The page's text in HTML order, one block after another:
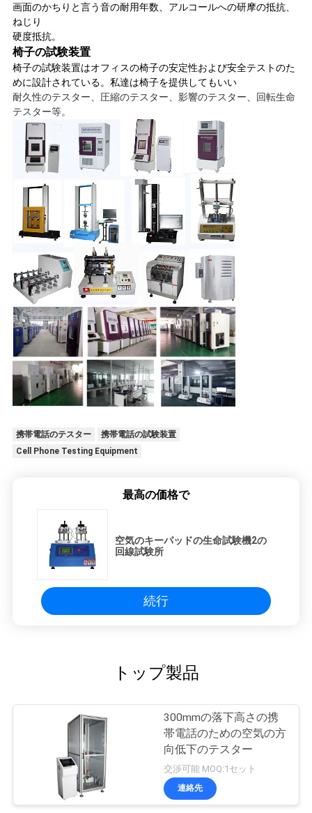
画面のかちりと言う音の耐用年数、アルコールへの研摩の抵抗、
ねじり
硬度抵抗。
椅子の試験装置
椅子の試験装置はオフィスの椅子の安定性および安全テストのた
めに設計されている。私達は椅子を提供してもいい
耐久性のテスター、圧縮のテスター、影響のテスター、回転生命
テスター等。
携帯電話のテスター
携帯電話の試験装置
Cell Phone Testing Equipment
最高の価格で
空気のキーパッドの生命試験機2の
回線試験所
続行
トップ製品
300mmの落下高さの携
帯電話のための空気の方
向低下のテスター
交渉可能 MOQ:1セット
連絡先